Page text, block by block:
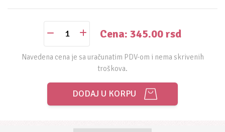
Cena: 345.00rsd
Navedena cena je sa uračunatim PDV-om i nema skrivenih
troškova.
DODAJ U KORPU